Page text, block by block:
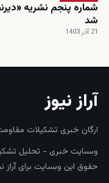
شد
21 آذر 1403
آراز نیوز
ارگان خبری تشکیلات
وبسایت خبری - تحلیل
حقوق این وبسایت برای